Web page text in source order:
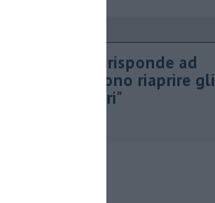
Macelloni risponde ad
Avs, "vogliono riaprire gli
inceneritori"